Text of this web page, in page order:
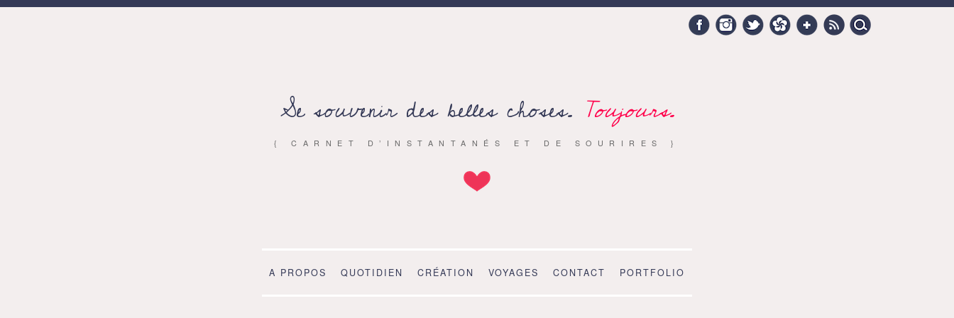
Search
for:
FacebookInstagramTwitter HellocotonGoogle +
RSS
Se souvenir des belles choses. Toujours.
{ CARNET D’INSTANTANÉS ET DE SOURIRES }
A PROPOS QUOTIDIEN CRÉATION VOYAGES CONTACT PORTFOLIO